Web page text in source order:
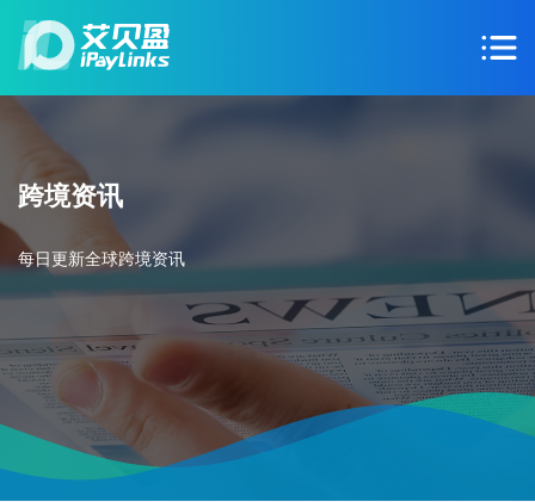
跨境资讯
每日更新全球跨境资讯